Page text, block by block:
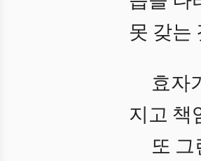
못 갖는
효자
지고 책
또